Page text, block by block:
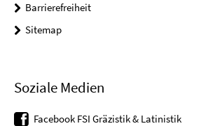
Barrierefreiheit
Sitemap
Soziale Medien
Facebook FSI Gräzistik & Latinistik